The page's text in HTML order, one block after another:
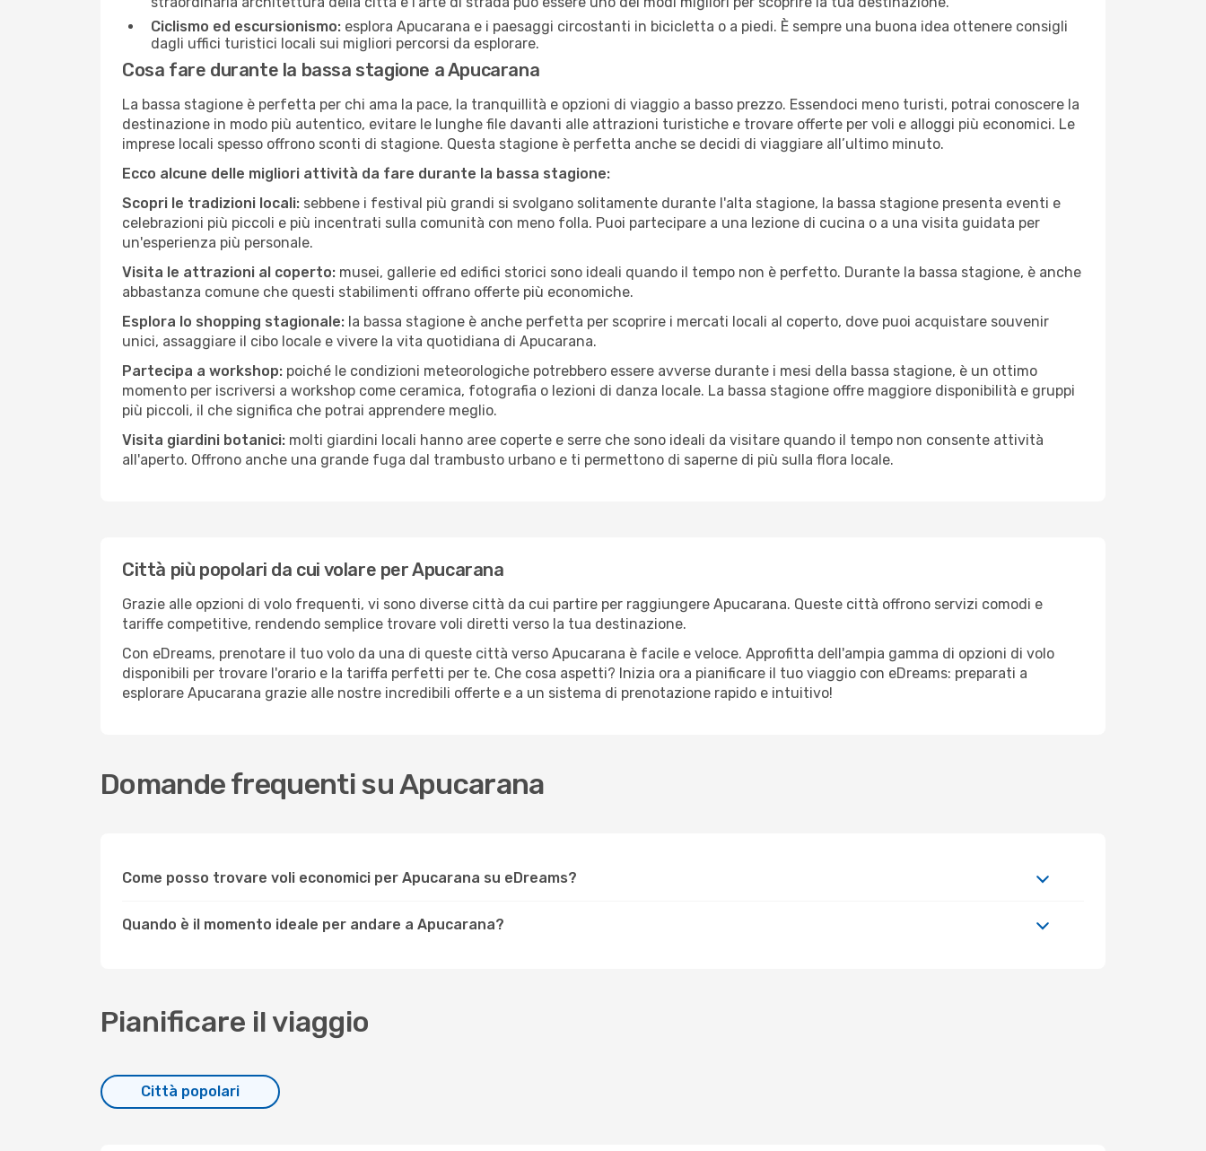
Ciclismo ed escursionismo: esplora Apucarana e i paesaggi circostanti in bicicletta o a piedi. È sempre una buona idea ottenere consigli
dagli uffici turistici locali sui migliori percorsi da esplorare.
Cosa fare durante la bassa stagione a Apucarana
La bassa stagione è perfetta per chi ama la pace, la tranquillità e opzioni di viaggio a basso prezzo. Essendoci meno turisti, potrai conoscere la
destinazione in modo più autentico, evitare le lunghe file davanti alle attrazioni turistiche e trovare offerte per voli e alloggi più economici. Le
imprese locali spesso offrono sconti di stagione. Questa stagione è perfetta anche se decidi di viaggiare all’ultimo minuto.
Ecco alcune delle migliori attività da fare durante la bassa stagione:
Scopri le tradizioni locali: sebbene i festival più grandi si svolgano solitamente durante l'alta stagione, la bassa stagione presenta eventi e
celebrazioni più piccoli e più incentrati sulla comunità con meno folla. Puoi partecipare a una lezione di cucina o a una visita guidata per
un'esperienza più personale.
Visita le attrazioni al coperto: musei, gallerie ed edifici storici sono ideali quando il tempo non è perfetto. Durante la bassa stagione, è anche
abbastanza comune che questi stabilimenti offrano offerte più economiche.
Esplora lo shopping stagionale: la bassa stagione è anche perfetta per scoprire i mercati locali al coperto, dove puoi acquistare souvenir
unici, assaggiare il cibo locale e vivere la vita quotidiana di Apucarana.
Partecipa a workshop: poiché le condizioni meteorologiche potrebbero essere avverse durante i mesi della bassa stagione, è un ottimo
momento per iscriversi a workshop come ceramica, fotografia o lezioni di danza locale. La bassa stagione offre maggiore disponibilità e gruppi
più piccoli, il che significa che potrai apprendere meglio.
Visita giardini botanici: molti giardini locali hanno aree coperte e serre che sono ideali da visitare quando il tempo non consente attività
all'aperto. Offrono anche una grande fuga dal trambusto urbano e ti permettono di saperne di più sulla flora locale.
Città più popolari da cui volare per Apucarana
Grazie alle opzioni di volo frequenti, vi sono diverse città da cui partire per raggiungere Apucarana. Queste città offrono servizi comodi e
tariffe competitive, rendendo semplice trovare voli diretti verso la tua destinazione.
Con eDreams, prenotare il tuo volo da una di queste città verso Apucarana è facile e veloce. Approfitta dell'ampia gamma di opzioni di volo
disponibili per trovare l'orario e la tariffa perfetti per te. Che cosa aspetti? Inizia ora a pianificare il tuo viaggio con eDreams: preparati a
esplorare Apucarana grazie alle nostre incredibili offerte e a un sistema di prenotazione rapido e intuitivo!
Domande frequenti su Apucarana
Come posso trovare voli economici per Apucarana su eDreams?
Quando è il momento ideale per andare a Apucarana?
Pianificare il viaggio
Città popolari